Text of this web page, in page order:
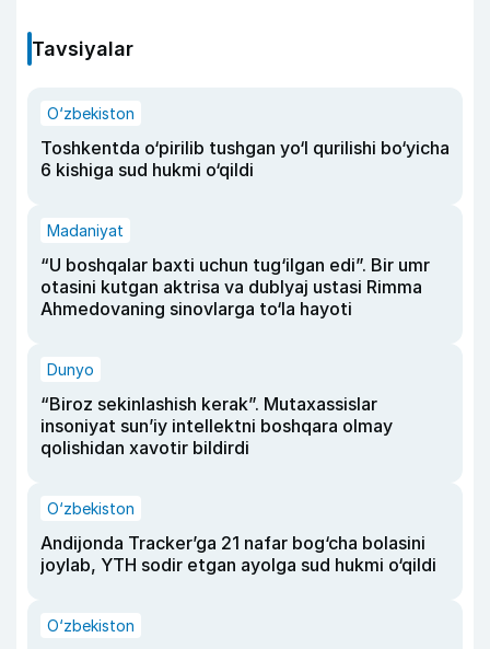
Tavsiyalar
O‘zbekiston
Toshkentda o‘pirilib tushgan yo‘l qurilishi bo‘yicha
6 kishiga sud hukmi o‘qildi
Madaniyat
“U boshqalar baxti uchun tug‘ilgan edi”. Bir umr
otasini kutgan aktrisa va dublyaj ustasi Rimma
Ahmedovaning sinovlarga to‘la hayoti
Dunyo
“Biroz sekinlashish kerak”. Mutaxassislar
insoniyat sun’iy intellektni boshqara olmay
qolishidan xavotir bildirdi
O‘zbekiston
Andijonda Tracker’ga 21 nafar bog‘cha bolasini
joylab, YTH sodir etgan ayolga sud hukmi o‘qildi
O‘zbekiston